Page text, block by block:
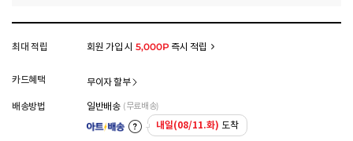
멤버십 상시 할인
모든 혜택이 적용된 금액으로, 실제 결제 금액과는 차이가 있을 수 있습니다.
최대 적립 회원 가입 시 5,000P즉시 적립
카드혜택 무이자 할부
배송방법 일반배송 (무료배송)
내일(08/11.화) 도착